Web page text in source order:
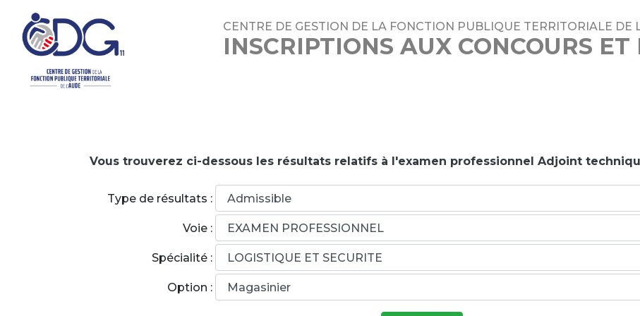
CENTRE DE GESTION DE LA FONCTION PUBLIQUE TERRITORIALE DE
INSCRIPTIONS AUX CONCOURS ET
Vous trouverez ci-dessous les résultats relatifs à l'examen professionnel Adjoint
Type de résultats :
Voie :
Spécialité :
Option :